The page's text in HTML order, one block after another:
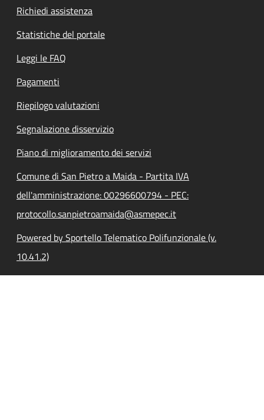
Richiedi assistenza
Statistiche del portale
Leggi le FAQ
Pagamenti
Riepilogo valutazioni
Segnalazione disservizio
Piano di miglioramento dei servizi
Comune di San Pietro a Maida - Partita IVA
dell'amministrazione: 00296600794 - PEC:
protocollo.sanpietroamaida@asmepec.it
Powered by Sportello Telematico Polifunzionale (v.
10.41.2)